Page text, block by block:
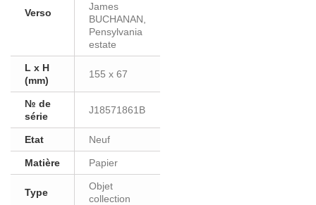
Verso
James
BUCHANAN,
Pensylvania
estate
L x H
(mm)
155 x 67
№ de
série
J18571861B
Etat Neuf
Matière Papier
Type
Objet
collection